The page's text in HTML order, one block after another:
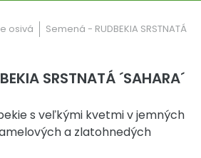
osivá
Semená - RUDBEKIA SRSTNATÁ
SRSTNATÁ ´SAHARA´
s veľkými kvetmi v jemných
a zlatohnedých